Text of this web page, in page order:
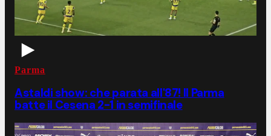
Parma
Astaldi show: che parata all'87! Il Parma
batte il Cesena 2-1 in semifinale